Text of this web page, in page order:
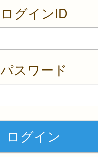
ログインID
パスワード